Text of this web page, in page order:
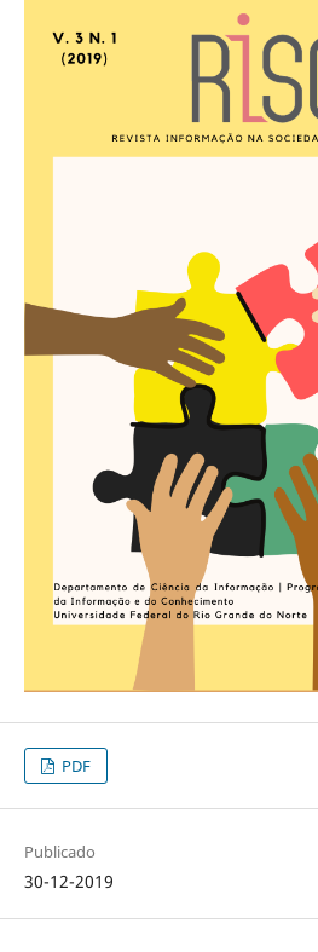
PDF
Publicado
30-12-2019